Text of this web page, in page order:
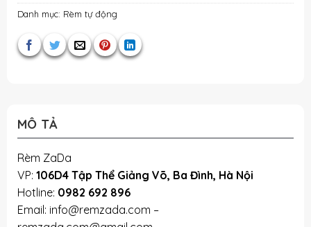
Danh mục: Rèm tự động
MÔ TẢ
Rèm ZaDa
VP: 106D4 Tập Thể Giảng Võ, Ba Đình, Hà Nội
Hotline: 0982 692 896
Email: info@remzada.com –